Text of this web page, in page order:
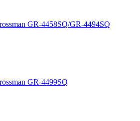
GR-4458SQ/GR-4494SQ
GR-4499SQ